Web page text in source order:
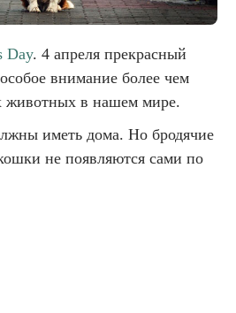
Day. 4 апреля прекрасный
внимание более чем
животных в нашем мире.
иметь дома. Но бродячие
не появляются сами по